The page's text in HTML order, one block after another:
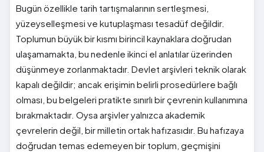
Bugün özellikle tarih tartışmalarının sertleşmesi,
yüzeyselleşmesi ve kutuplaşması tesadüf değildir.
Toplumun büyük bir kısmı birincil kaynaklara doğrudan
ulaşamamakta, bu nedenle ikinci el anlatılar üzerinden
düşünmeye zorlanmaktadır. Devlet arşivleri teknik olarak
kapalı değildir; ancak erişimin belirli prosedürlere bağlı
olması, bu belgeleri pratikte sınırlı bir çevrenin kullanımına
bırakmaktadır. Oysa arşivler yalnızca akademik
çevrelerin değil, bir milletin ortak hafızasıdır. Bu hafızaya
doğrudan temas edemeyen bir toplum, geçmişini